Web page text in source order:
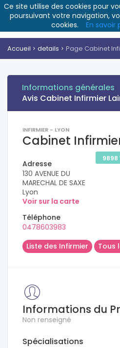
Accueil details Page Cabinet
Informations générales
Avis Cabinet Infirmier
INFIRMIER - LYON
Cabinet
9898
Adresse
130 AVENUE DU
MARECHAL DE SAXE
Lyon
Voir sur la carte
Téléphone
0478603983
Liste des Infirmier
Tous
Informations du
Non renseigné
Spécialisations
Ce site utilise des cookies pour
poursuivant votre navigation,
cookies.
En savoir